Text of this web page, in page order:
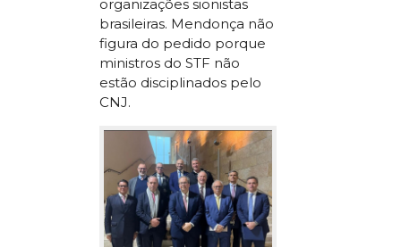
organizações sionistas
brasileiras. Mendonça não
figura do pedido porque
ministros do STF não
estão disciplinados pelo
CNJ.